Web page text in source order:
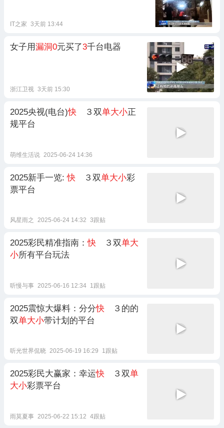
IT之家 3天前 13:44
女子用漏洞0元买了3千台电器
浙江卫视 3天前 15:30
2025央视(电台)快 ３双单大小正
规平台
萌维生活说 2025-06-24 14:36
2025新手一览:快 ３双单大小彩
票平台
风星雨之 2025-06-24 14:32 3跟贴
2025彩民精准指南：快 ３双单大
小所有平台玩法
听慢与事 2025-06-16 12:34 1跟贴
2025震惊大爆料：分分快 ３的的
双单大小带计划的平台
听光世界侃晓 2025-06-19 16:29 1跟贴
2025彩民大赢家：幸运快 ３双单
大小彩票平台
雨莫夏事 2025-06-22 15:12 4跟贴